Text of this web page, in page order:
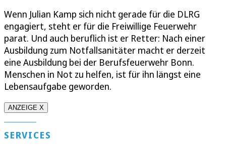
Wenn Julian Kamp sich nicht gerade für die DLRG
engagiert, steht er für die Freiwillige Feuerwehr
parat. Und auch beruflich ist er Retter: Nach einer
Ausbildung zum Notfallsanitäter macht er derzeit
eine Ausbildung bei der Berufsfeuerwehr Bonn.
Menschen in Not zu helfen, ist für ihn längst eine
Lebensaufgabe geworden.
ANZEIGE X
SERVICES